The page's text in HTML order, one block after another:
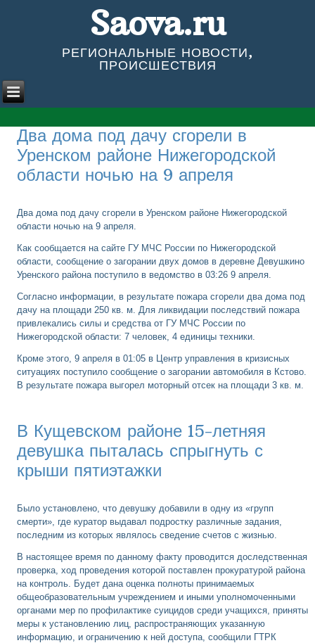
Saova.ru
РЕГИОНАЛЬНЫЕ НОВОСТИ,
ПРОИСШЕСТВИЯ
Два дома под дачу сгорели в
Уренском районе Нижегородской
области ночью на 9 апреля
Два дома под дачу сгорели в Уренском районе Нижегородской
области ночью на 9 апреля.
Как сообщается на сайте ГУ МЧС России по Нижегородской
области, сообщение о загорании двух домов в деревне Девушкино
Уренского района поступило в ведомство в 03:26 9 апреля.
Согласно информации, в результате пожара сгорели два дома под
дачу на площади 250 кв. м. Для ликвидации последствий пожара
привлекались силы и средства от ГУ МЧС России по
Нижегородской области: 7 человек, 4 единицы техники.
Кроме этого, 9 апреля в 01:05 в Центр управления в кризисных
ситуациях поступило сообщение о загорании автомобиля в Кстово.
В результате пожара выгорел моторный отсек на площади 3 кв. м.
В Кущевском районе 15-летняя
девушка пыталась спрыгнуть с
крыши пятиэтажки
Было установлено, что девушку добавили в одну из «групп
смерти», где куратор выдавал подростку различные задания,
последним из которых являлось сведение счетов с жизнью.
В настоящее время по данному факту проводится доследственная
проверка, ход проведения которой поставлен прокуратурой района
на контроль. Будет дана оценка полноты принимаемых
общеобразовательным учреждением и иными уполномоченными
органами мер по профилактике суицидов среди учащихся, приняты
меры к установлению лиц, распространяющих указанную
информацию, и ограничению к ней доступа, сообщили ГТРК